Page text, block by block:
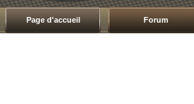
Page d'accueil Forum